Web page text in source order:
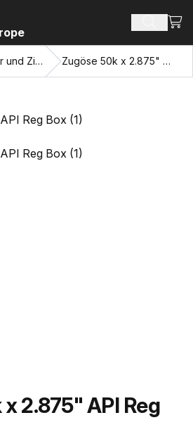
Adapter und Ziehaugen Zugöse 50k x 2.875" API Reg Box
2.875" API Reg